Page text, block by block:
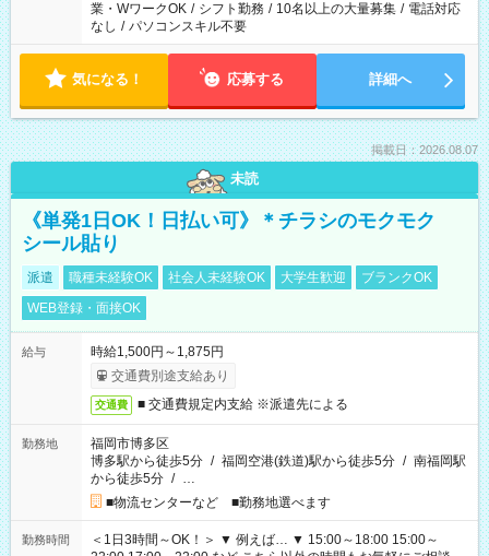
業・WワークOK / シフト勤務 / 10名以上の大量募集 / 電話対応
なし / パソコンスキル不要
気になる！ 応募する 詳細へ
掲載日：2026.08.07
未読
《単発1日OK！日払い可》＊チラシのモクモク
シール貼り
派遣 職種未経験OK 社会人未経験OK 大学生歓迎
ブランクOK
WEB登録・面接OK
給与
時給1,500円～1,875円
交通費別途支給あり
交通費 ■ 交通費規定内支給 ※派遣先による
勤務地
福岡市博多区
博多駅から徒歩5分 / 福岡空港(鉄道)駅から徒歩5分 / 南福岡駅
から徒歩5分 / …
■物流センターなど ■勤務地選べます
勤務時間
＜1日3時間～OK！＞ ▼ 例えば… ▼ 15:00～18:00 15:00～